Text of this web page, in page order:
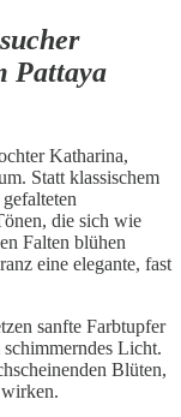
Pattaya
Katharina,
Statt klassischem
die sich wie
Falten blühen
eine elegante, fast
sanfte Farbtupfer
Licht.
Blüten,